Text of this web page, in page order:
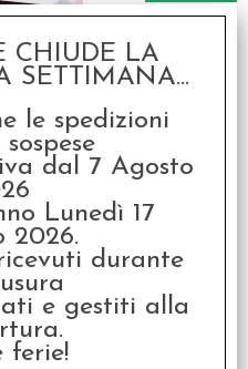
Culti degli
SCONTO 20%
CHIUDE LA
SETTIMANA...
le spedizioni
dal 7 Agosto
Lunedì 17
2026.
durante
e gestiti alla
ferie!